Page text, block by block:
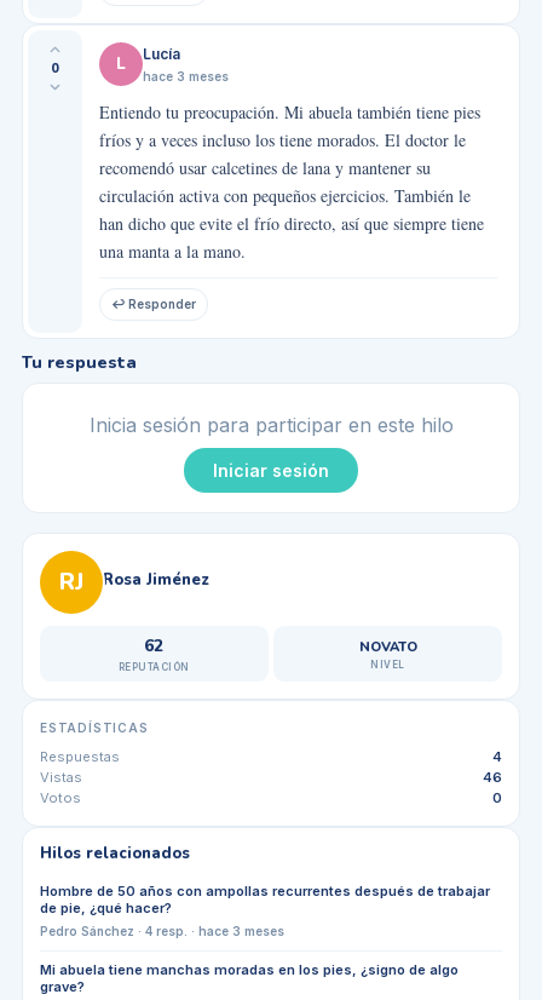
0 L Lucía
hace 3 meses
Entiendo tu preocupación. Mi abuela también tiene pies
fríos y a veces incluso los tiene morados. El doctor le
recomendó usar calcetines de lana y mantener su
circulación activa con pequeños ejercicios. También le
han dicho que evite el frío directo, así que siempre tiene
una manta a la mano.
↩ Responder
Tu respuesta
Inicia sesión para participar en este hilo
Iniciar sesión
RJ Rosa Jiménez
62
REPUTACIÓN
NOVATO
NIVEL
ESTADÍSTICAS
Respuestas
4
Vistas
46
Votos
0
Hilos relacionados
Hombre de 50 años con ampollas recurrentes después de trabajar
de pie, ¿qué hacer?
Pedro Sánchez · 4resp. · hace 3 meses
Mi abuela tiene manchas moradas en los pies, ¿signo de algo
grave?